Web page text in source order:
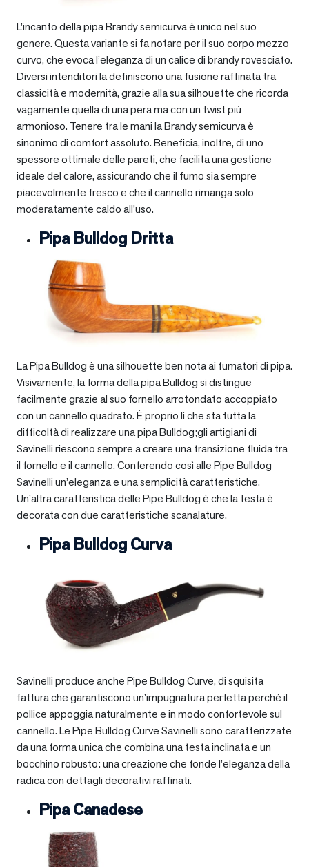
L’incanto della pipa Brandy semicurva è unico nel suo
genere. Questa variante si fa notare per il suo corpo mezzo
curvo, che evoca l’eleganza di un calice di brandy rovesciato.
Diversi intenditori la definiscono una fusione raffinata tra
classicità e modernità, grazie alla sua silhouette che ricorda
vagamente quella di una pera ma con un twist più
armonioso. Tenere tra le mani la Brandy semicurva è
sinonimo di comfort assoluto. Beneficia, inoltre, di uno
spessore ottimale delle pareti, che facilita una gestione
ideale del calore, assicurando che il fumo sia sempre
piacevolmente fresco e che il cannello rimanga solo
moderatamente caldo all’uso.
Pipa Bulldog Dritta
La Pipa Bulldog è una silhouette ben nota ai fumatori di pipa.
Visivamente, la forma della pipa Bulldog si distingue
facilmente grazie al suo fornello arrotondato accoppiato
con un cannello quadrato. È proprio lì che sta tutta la
difficoltà di realizzare una pipa Bulldog;gli artigiani di
Savinelli riescono sempre a creare una transizione fluida tra
il fornello e il cannello. Conferendo così alle Pipe Bulldog
Savinelli un’eleganza e una semplicità caratteristiche.
Un’altra caratteristica delle Pipe Bulldog è che la testa è
decorata con due caratteristiche scanalature.
Pipa Bulldog Curva
Savinelli produce anche Pipe Bulldog Curve, di squisita
fattura che garantiscono un’impugnatura perfetta perché il
pollice appoggia naturalmente e in modo confortevole sul
cannello. Le Pipe Bulldog Curve Savinelli sono caratterizzate
da una forma unica che combina una testa inclinata e un
bocchino robusto: una creazione che fonde l’eleganza della
radica con dettagli decorativi raffinati.
Pipa Canadese